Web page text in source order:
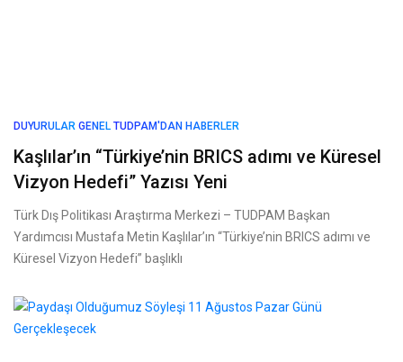
DUYURULAR GENEL TUDPAM'DAN HABERLER
Kaşlılar’ın “Türkiye’nin BRICS adımı ve Küresel
Vizyon Hedefi” Yazısı Yeni
Türk Dış Politikası Araştırma Merkezi – TUDPAM Başkan
Yardımcısı Mustafa Metin Kaşlılar’ın “Türkiye’nin BRICS adımı ve
Küresel Vizyon Hedefi” başlıklı